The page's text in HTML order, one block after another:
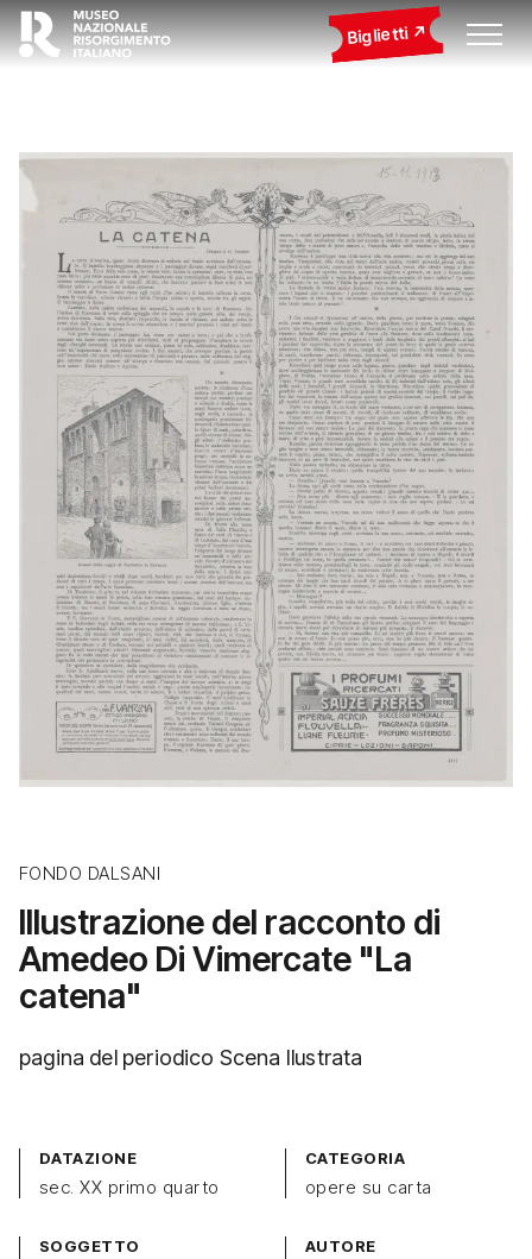
Biglietti
FONDO DALSANI
Illustrazione del racconto di
Amedeo Di Vimercate "La
catena"
pagina del periodico Scena Ilustrata
DATAZIONE
sec. XX primo quarto
CATEGORIA
opere su carta
SOGGETTO AUTORE